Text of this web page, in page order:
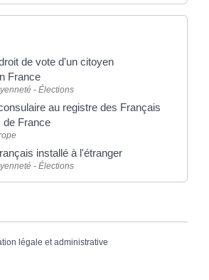
de vote d'un citoyen
France
- Élections
au registre des Français
de France
installé à l'étranger
- Élections
légale et administrative